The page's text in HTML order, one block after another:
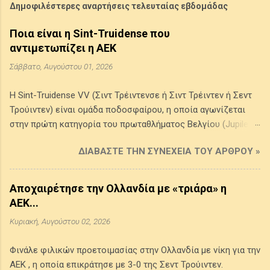
Δημοφιλέστερες αναρτήσεις τελευταίας εβδομάδας
Ποια είναι η Sint-Truidense που
αντιμετωπίζει η ΑΕΚ
Σάββατο, Αυγούστου 01, 2026
Η Sint-Truidense VV (Σιντ Τρέιντενσε ή Σιντ Τρέιντεν ή Σεντ
Τρούιντεν) είναι ομάδα ποδοσφαίρου, η οποία αγωνίζεται
στην πρώτη κατηγορία του πρωταθλήματος Βελγίου (Jupiler
επαρχία της Λιμβουργίας του Βελγίου, ιδρύθηκε το 1924 από
την ένωση δύο τοπικών συλλόγων της πόλης και τα χρώματά
της είναι το κίτρινο και το μπλε. Έχει κατακτήσει ένα League
Cup Βελγίου (1998-1999) και τέσσερα πρωταθλήμα Β' Εθνικής
δύο φορές (1970-1971, 2002-2003) στον τελικό του
περασμένη αγωνιστική περίοδο (2025-2026) έδωσε 42
ΔΙΑΒΆΣΤΕ ΤΗΝ ΣΥΝΈΧΕΙΑ ΤΟΥ ΆΡΘΡΟΥ »
Αποχαιρέτησε την Ολλανδία με «τριάρα» η
ΑΕΚ...
Κυριακή, Αυγούστου 02, 2026
Φινάλε φιλικών προετοιμασίας στην Ολλανδία με νίκη για την
ΑΕΚ , η οποία επικράτησε με 3-0 της Σεντ Τρούιντεν.